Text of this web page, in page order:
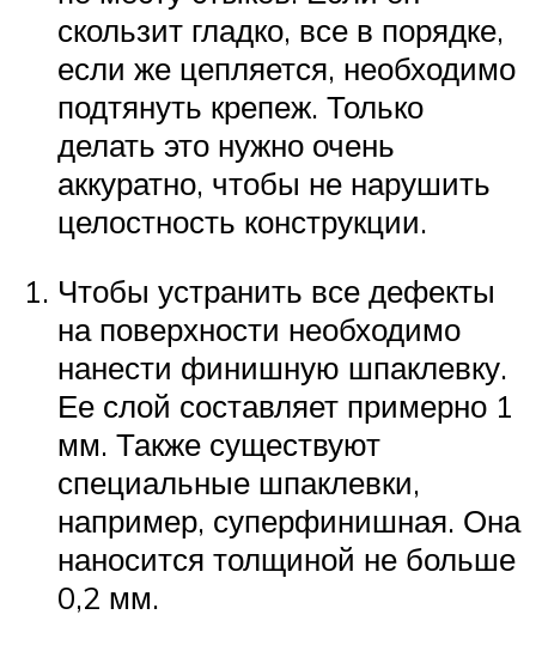
скользит гладко, все в порядке,
если же цепляется, необходимо
подтянуть крепеж. Только
делать это нужно очень
аккуратно, чтобы не нарушить
целостность конструкции.
Чтобы устранить все дефекты
на поверхности необходимо
нанести финишную шпаклевку.
Ее слой составляет примерно 1
мм. Также существуют
специальные шпаклевки,
например, суперфинишная. Она
наносится толщиной не больше
0,2 мм.